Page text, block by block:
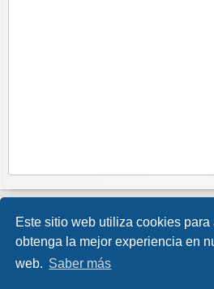
Este sitio web utiliza cookies para
obtenga la mejor experiencia en
web. Saber más
Inicio (Web) Foro Punta de Lanza